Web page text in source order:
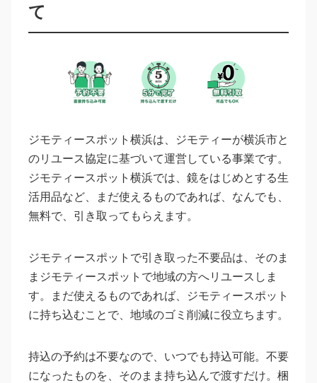
て
ジモティースポット横浜は、ジモティーが横浜市と
のリユース協定に基づいて運営している事業です。
ジモティースポット横浜では、鏡をはじめとする生
活用品など、まだ使えるものであれば、なんでも、
無料で、引き取ってもらえます。
ジモティースポットで引き取った不要品は、そのま
まジモティースポットで地域の方へリユースしま
す。まだ使えるものであれば、ジモティースポット
に持ち込むことで、地域のゴミ削減に役立ちます。
持込の予約は不要なので、いつでも持込可能。不要
になったものを、そのまま持ち込んで渡すだけ。梱